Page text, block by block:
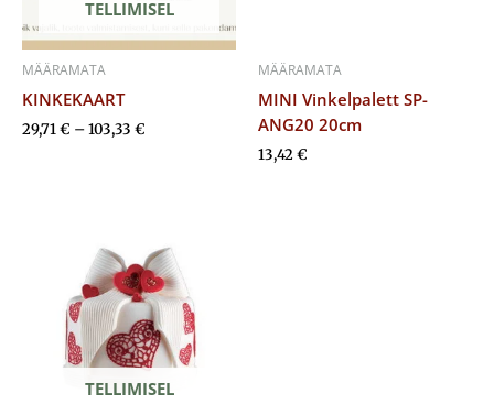
TELLIMISEL
MÄÄRAMATA
KINKEKAART
29,71€ –103,33 €
MÄÄRAMATA
MINI Vinkelpalett SP-
ANG20 20cm
13,42€
TELLIMISEL